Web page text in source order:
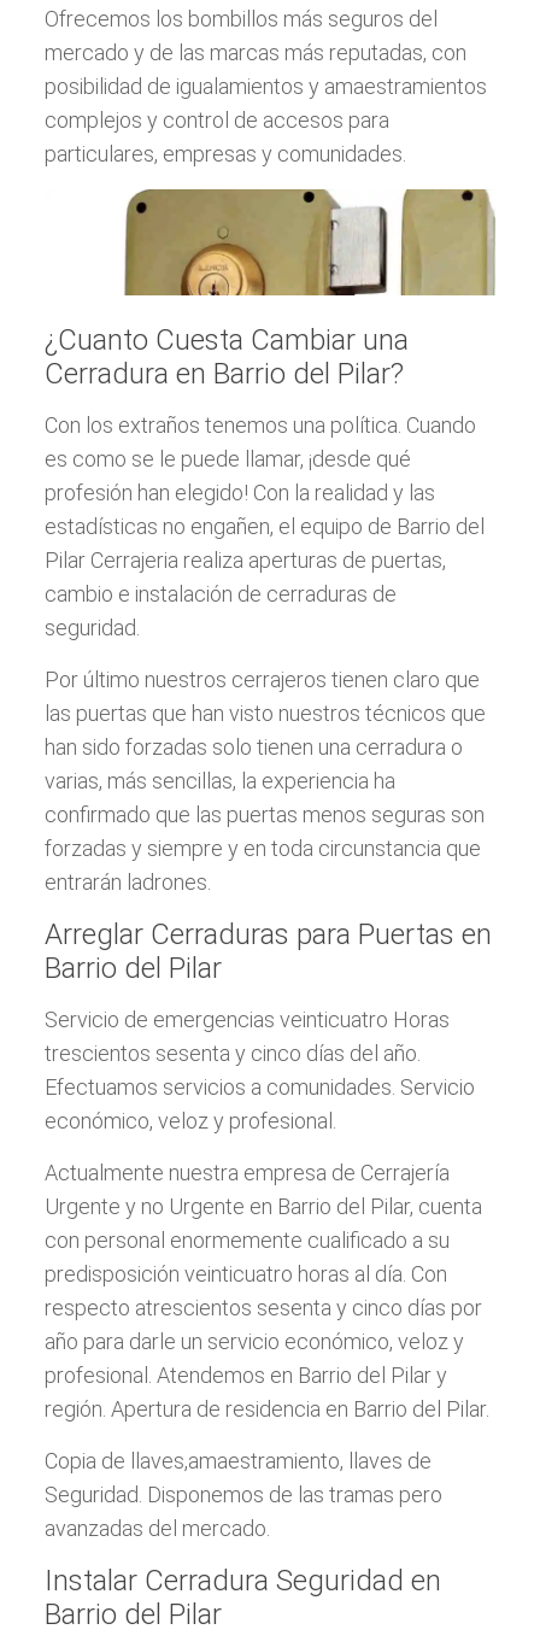
Ofrecemos los bombillos más seguros del
mercado y de las marcas más reputadas, con
posibilidad de igualamientos y amaestramientos
complejos y control de accesos para
particulares, empresas y comunidades.
¿Cuanto Cuesta Cambiar una
Cerradura en Barrio del Pilar?
Con los extraños tenemos una política. Cuando
es como se le puede llamar, ¡desde qué
profesión han elegido! Con la realidad y las
estadísticas no engañen, el equipo de Barrio del
Pilar Cerrajeria realiza aperturas de puertas,
cambio e instalación de cerraduras de
seguridad.
Por último nuestros cerrajeros tienen claro que
las puertas que han visto nuestros técnicos que
han sido forzadas solo tienen una cerradura o
varias, más sencillas, la experiencia ha
confirmado que las puertas menos seguras son
forzadas y siempre y en toda circunstancia que
entrarán ladrones.
Arreglar Cerraduras para Puertas en
Barrio del Pilar
Servicio de emergencias veinticuatro Horas
trescientos sesenta y cinco días del año.
Efectuamos servicios a comunidades. Servicio
económico, veloz y profesional.
Actualmente nuestra empresa de Cerrajería
Urgente y no Urgente en Barrio del Pilar, cuenta
con personal enormemente cualificado a su
predisposición veinticuatro horas al día. Con
respecto atrescientos sesenta y cinco días por
año para darle un servicio económico, veloz y
profesional. Atendemos en Barrio del Pilar y
región. Apertura de residencia en Barrio del Pilar.
Copia de llaves,amaestramiento, llaves de
Seguridad. Disponemos de las tramas pero
avanzadas del mercado.
Instalar Cerradura Seguridad en
Barrio del Pilar